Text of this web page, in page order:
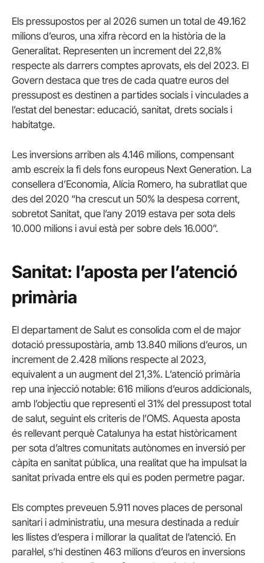
Els pressupostos per al 2026 sumen un total de 49.162
milions d’euros, una xifra rècord en la història de la
Generalitat. Representen un increment del 22,8%
respecte als darrers comptes aprovats, els del 2023. El
Govern destaca que tres de cada quatre euros del
pressupost es destinen a partides socials i vinculades a
l’estat del benestar: educació, sanitat, drets socials i
habitatge.
Les inversions arriben als 4.146 milions, compensant
amb escreix la fi dels fons europeus Next Generation. La
consellera d’Economia, Alícia Romero, ha subratllat que
des del 2020 “ha crescut un 50% la despesa corrent,
sobretot Sanitat, que l’any 2019 estava per sota dels
10.000 milions i avui està per sobre dels 16.000”.
Sanitat: l’aposta per l’atenció
primària
El departament de Salut es consolida com el de major
dotació pressupostària, amb 13.840 milions d’euros, un
increment de 2.428 milions respecte al 2023,
equivalent a un augment del 21,3%. L’atenció primària
rep una injecció notable: 616 milions d’euros addicionals,
amb l’objectiu que representi el 31% del pressupost total
de salut, seguint els criteris de l’OMS. Aquesta aposta
és rellevant perquè Catalunya ha estat històricament
per sota d’altres comunitats autònomes en inversió per
càpita en sanitat pública, una realitat que ha impulsat la
sanitat privada entre els qui es poden permetre pagar.
Els comptes preveuen 5.911 noves places de personal
sanitari i administratiu, una mesura destinada a reduir
les llistes d’espera i millorar la qualitat de l’atenció. En
paral·lel, s’hi destinen 463 milions d’euros en inversions